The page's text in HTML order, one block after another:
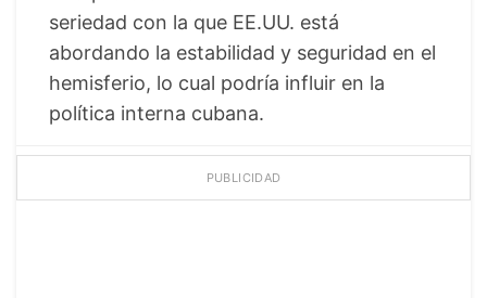
seriedad con la que EE.UU. está
abordando la estabilidad y seguridad en el
hemisferio, lo cual podría influir en la
política interna cubana.
PUBLICIDAD